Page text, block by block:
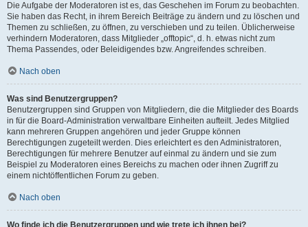
Die Aufgabe der Moderatoren ist es, das Geschehen im Forum zu beobachten.
Sie haben das Recht, in ihrem Bereich Beiträge zu ändern und zu löschen und
Themen zu schließen, zu öffnen, zu verschieben und zu teilen. Üblicherweise
verhindern Moderatoren, dass Mitglieder „offtopic“, d. h. etwas nicht zum
Thema Passendes, oder Beleidigendes bzw. Angreifendes schreiben.
Nach oben
Was sind Benutzergruppen?
Benutzergruppen sind Gruppen von Mitgliedern, die die Mitglieder des Boards
in für die Board-Administration verwaltbare Einheiten aufteilt. Jedes Mitglied
kann mehreren Gruppen angehören und jeder Gruppe können
Berechtigungen zugeteilt werden. Dies erleichtert es den Administratoren,
Berechtigungen für mehrere Benutzer auf einmal zu ändern und sie zum
Beispiel zu Moderatoren eines Bereichs zu machen oder ihnen Zugriff zu
einem nichtöffentlichen Forum zu geben.
Nach oben
Wo finde ich die Benutzergruppen und wie trete ich ihnen bei?